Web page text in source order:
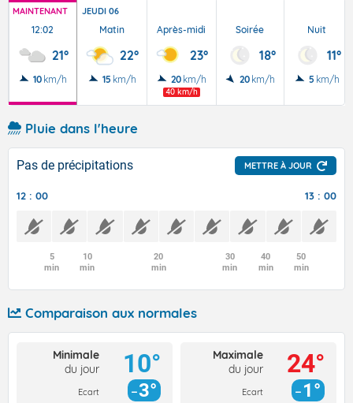
MAINTENANT
12:02
21°
10 km/h
JEUDI 06
Matin
22°
15 km/h
Après-midi
23°
20 km/h
40 km/h
Soirée
18°
20 km/h
Nuit
11°
5 km/h
Pluie dans l'heure
Pas de précipitations METTRE À JOUR
12 : 00 13 : 00
5
min
10
min
20
min
30
min
40
min
50
min
Comparaison aux normales
Minimale
du jour
Ecart
10°
3°
Maximale
du jour
Ecart
24°
1°